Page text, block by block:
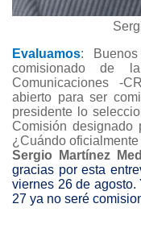
Evaluamos:
comisionado de
Comunicaciones -
abierto para ser
presidente lo
Comisión designado
¿Cuándo
Sergio Martínez
gracias por esta
viernes 26 de
27 ya no seré